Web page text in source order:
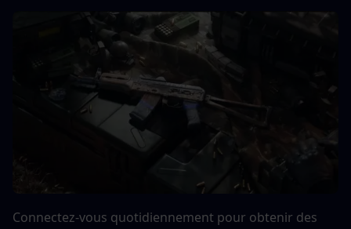
Connectez-vous quotidiennement pour obtenir des